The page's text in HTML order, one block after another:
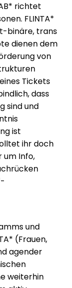
richtet
FLINTA*
binäre, trans
dienen dem
von
Tickets
dass
sind und
ist
ihr doch
um Info,
und
(Frauen,
agender
weiterhin